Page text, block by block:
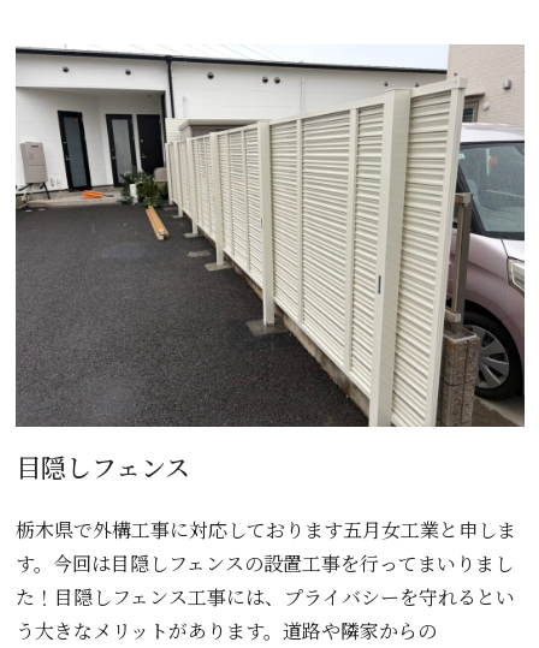
目隠しフェンス
栃木県で外構工事に対応しております五月女工業と申しま
す。今回は目隠しフェンスの設置工事を行ってまいりまし
た！目隠しフェンス工事には、プライバシーを守れるとい
う大きなメリットがあります。道路や隣家からの